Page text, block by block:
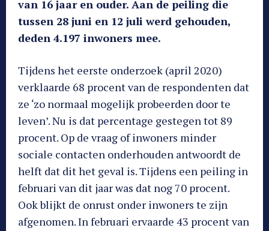
van 16 jaar en ouder. Aan de peiling die
tussen 28 juni en 12 juli werd gehouden,
deden 4.197 inwoners mee.
Tijdens het eerste onderzoek (april 2020)
verklaarde 68 procent van de respondenten dat
ze ‘zo normaal mogelijk probeerden door te
leven’. Nu is dat percentage gestegen tot 89
procent. Op de vraag of inwoners minder
sociale contacten onderhouden antwoordt de
helft dat dit het geval is. Tijdens een peiling in
februari van dit jaar was dat nog 70 procent.
Ook blijkt de onrust onder inwoners te zijn
afgenomen. In februari ervaarde 43 procent van